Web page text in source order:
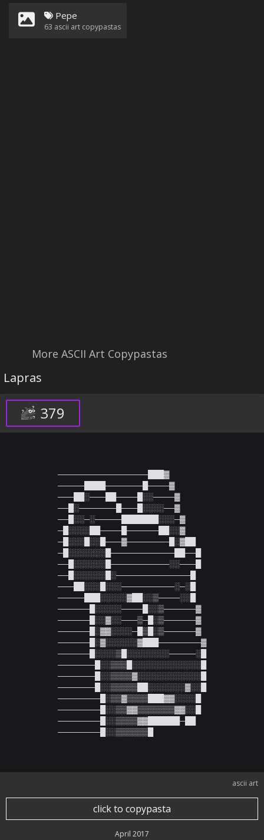
Pepe
63 ascii art copypastas
More ASCII Art Copypastas
Lapras
379
─────────────────███▓
─────████───────█────▓
───██░───██────█░░────▓
──█░───────█───█░░░░──▓
──█░░─░─────███████░░░─▓
─█░░░░██────█──────██░░▓
─█░░░█░░█───▓────────█░▓██
─█░░░░░░░█────────────██──█
──█░░░░░░█───────────░░───█
──█░░░░░░█░──────────────█
───██░░░█░░░──────────░─░█
─────███░░░░░▓██░░▒────░░█
──────█░░░░░────█░░▒──────▓
──────█░░▓░░───▒─█░▒──────▓
──────█░▓▓░░░░─█▒█░▒──────▓
──────█░▓░░░░░░▓███────────▓
──────█░░░░▒█░░░░░░░░─────░█
───────█░░▒▒▒█░░░░░░░░░░░░░█
───────█░░▒▒▒▒▓░░░░░░░░░░░░█
───────█░░▒▒▒▒▒██░░░░░░░▓░░█
────────█░▒▒▓▒▒▒▒███▓▓░░░░█
────────█░░▒▒▓▓▒▒▒▒▒▒▒▓▓░░█
────────█░░▒▒▒▒▓▓██████─██
────────█░░▒▒▒▒▒▒█
ascii art
click to copypasta
April 2017